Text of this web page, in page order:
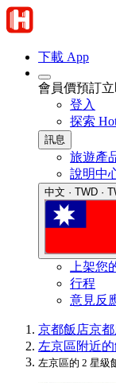
下載 App
會員價預訂
登入
探索
訊息
旅遊產
說明中
中文 · TWD ·
上架您
行程
意見反
京都飯店京
左京區附近
左京區的 2 星級